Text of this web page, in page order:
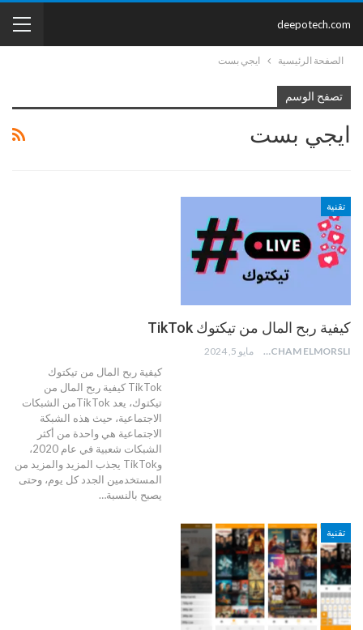
deepotech.com
الصفحة الرئيسية ايجي بست
تصفح الوسم
ايجي بست
تقنية
كيفية ربح المال من تيكتوك TikTok
HICHAM ELMORSLI مايو 5, 2024
كيفية ربح المال من تيكتوك
TikTok كيفية ربح المال من
تيكتوك، يعد TikTokمن الشبكات
الاجتماعية، حيث هذه الشبكة
الاجتماعية هي واحدة من أكثر
الشبكات شعبية في عام 2020،
وTikTok يجذب المزيد والمزيد من
المستخدمين الجدد كل يوم، وحتى
يصبح بالنسبة…
تقنية